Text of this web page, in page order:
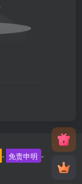
- 免责申明 -